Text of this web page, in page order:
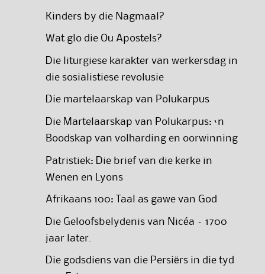
Kinders by die Nagmaal?
Wat glo die Ou Apostels?
Die liturgiese karakter van werkersdag in
die sosialistiese revolusie
Die martelaarskap van Polukarpus
Die Martelaarskap van Polukarpus: ‘n
Boodskap van volharding en oorwinning
Patristiek: Die brief van die kerke in
Wenen en Lyons
Afrikaans 100: Taal as gawe van God
Die Geloofsbelydenis van Nicéa – 1700
jaar later.
Die godsdiens van die Persiërs in die tyd